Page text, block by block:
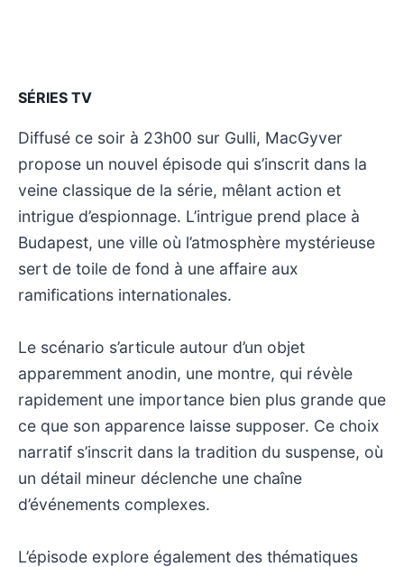
SÉRIES TV
Diffusé ce soir à 23h00 sur Gulli, MacGyver
propose un nouvel épisode qui s’inscrit dans la
veine classique de la série, mêlant action et
intrigue d’espionnage. L’intrigue prend place à
Budapest, une ville où l’atmosphère mystérieuse
sert de toile de fond à une affaire aux
ramifications internationales.
Le scénario s’articule autour d’un objet
apparemment anodin, une montre, qui révèle
rapidement une importance bien plus grande que
ce que son apparence laisse supposer. Ce choix
narratif s’inscrit dans la tradition du suspense, où
un détail mineur déclenche une chaîne
d’événements complexes.
L’épisode explore également des thématiques